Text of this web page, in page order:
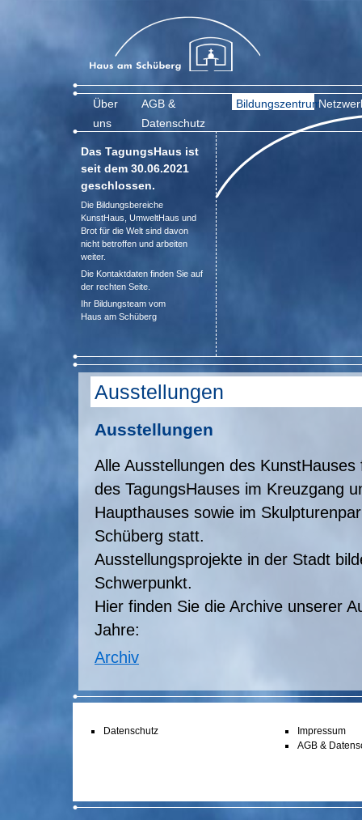
Über
uns
AGB &
Datenschutz
Bildungszentrum
Das TagungsHaus ist
seit dem 30.06.2021
geschlossen.
Die Bildungsbereiche
KunstHaus, UmweltHaus und
Brot für die Welt sind davon
nicht betroffen und arbeiten
weiter.
Die Kontaktdaten finden Sie auf
der rechten Seite.
Ihr Bildungsteam vom
Haus am Schüberg
Ausstellungen
Ausstellungen
Alle Ausstellungen des
des TagungsHauses im Kreuzgang
Haupthauses sowie im
Schüberg statt.
Ausstellungsprojekte in der Stadt
Schwerpunkt.
Hier finden Sie die Archive unserer
Jahre:
Archiv
Datenschutz
Impressum
AGB &